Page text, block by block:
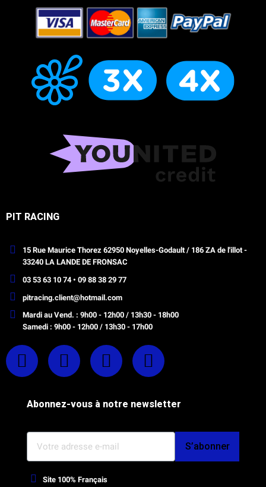
PIT RACING
15 Rue Maurice Thorez 62950 Noyelles-Godault / 186 ZA de l'illot -
33240 LA LANDE DE FRONSAC
03 53 63 10 74 • 09 88 38 29 77
pitracing.client@hotmail.com
Mardi au Vend. : 9h00 - 12h00 / 13h30 - 18h00
Samedi : 9h00 - 12h00 / 13h30 - 17h00
Abonnez-vous à notre newsletter
S’abonner
Site 100% Français